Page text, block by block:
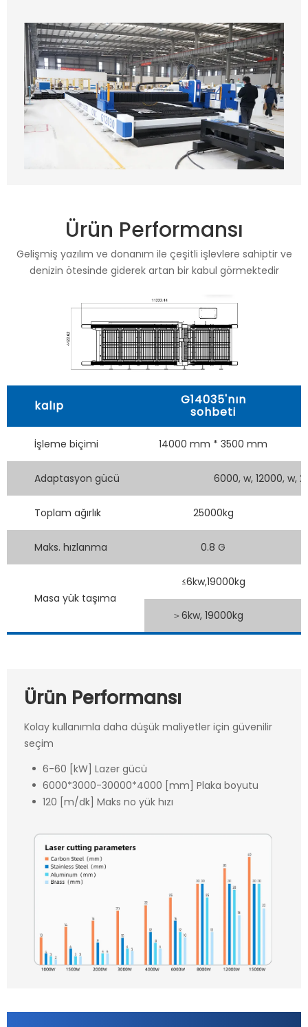
Ürün Performansı
Gelişmiş yazılım ve donanım ile çeşitli işlevlere sahiptir ve
denizin ötesinde giderek artan bir kabul görmektedir
kalıp G14035'nın
sohbeti
İşleme biçimi 14000 mm * 3500 mm
Adaptasyon gücü 6000, w, 12000, w,
Toplam ağırlık 25000kg
Maks. hızlanma 0.8 G
Masa yük taşıma
≤6kw,19000kg
＞6kw, 19000kg
Ürün Performansı
Kolay kullanımla daha düşük maliyetler için güvenilir
seçim
6-60 [kW] Lazer gücü
6000*3000-30000*4000 [mm] Plaka boyutu
120 [m/dk] Maks no yük hızı